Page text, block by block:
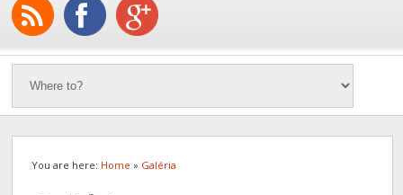
You are here: Home » Galéria